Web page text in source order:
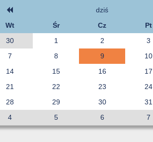
dziś
Wt Śr Cz Pt
30 1 2 3
7 8 9 10
14 15 16 17
21 22 23 24
28 29 30 31
4 5 6 7